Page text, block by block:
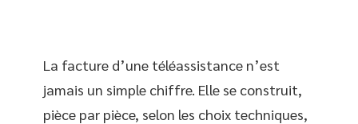
La facture d’une téléassistance n’est
jamais un simple chiffre. Elle se construit,
pièce par pièce, selon les choix techniques,